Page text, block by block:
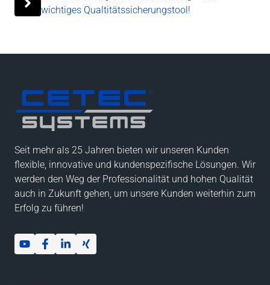
wichtiges Qualtitätssicherungstool!
Seit mehr als 25 Jahren bieten wir unseren Kunden
flexible, innovative und kundenspezifische Lösungen. Wir
werden den Weg der Professionalität und hohen Qualität
auch in Zukunft gehen, um unsere Kunden weiterhin zum
Erfolg zu führen!